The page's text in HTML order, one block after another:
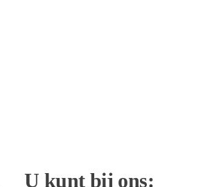
U kunt bij ons: